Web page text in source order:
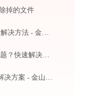
掉的文件
利盟 C746dn 打印机连接问题解决方法 - 金山毒霸
理光SP201SFQ打印机连接问题？快速解决方法 - 金山毒霸
vc 判断故障模块ntdll.dll问题解决方案 - 金山毒霸